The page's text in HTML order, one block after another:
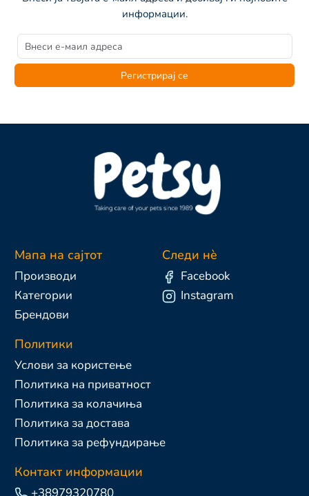
информации.
Регистрирај се
Мапа на сајтот
Производи
Категории
Брендови
Политики
Услови за користење
Политика на приватност
Политика за колачиња
Политика за достава
Политика за рефундирање
Контакт информации
Следи нè
Facebook
Instagram